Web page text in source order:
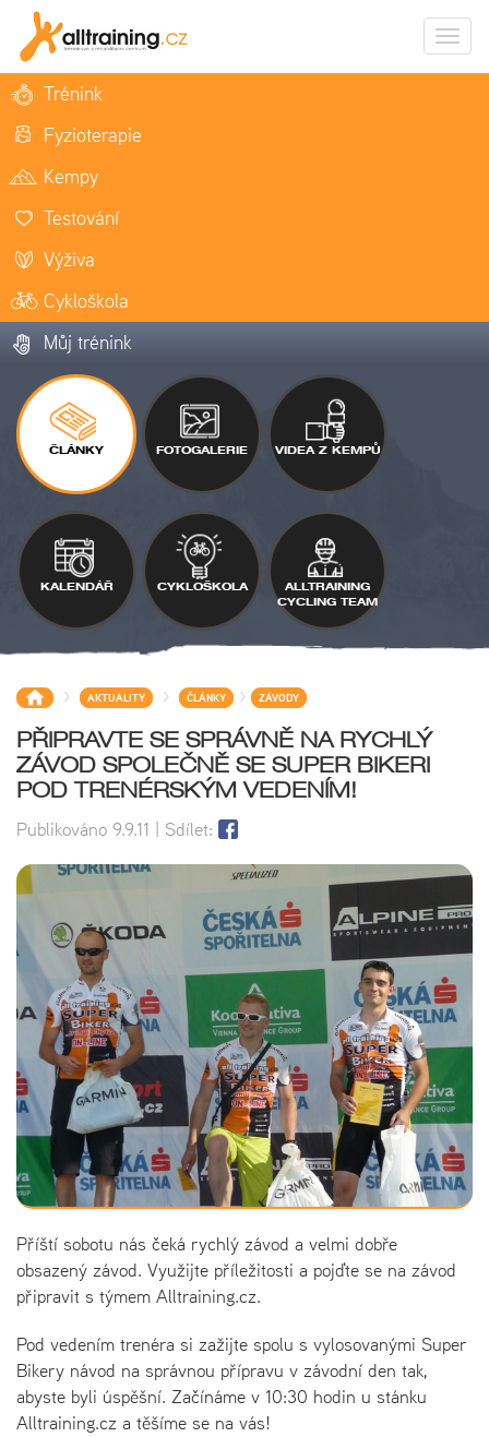
Trénink
Fyzioterapie
Kempy
Testování
Výživa
Cykloškola
Můj trénink
ČLÁNKY FOTOGALERIE VIDEA Z KEMPŮ
KALENDÁŘ CYKLOŠKOLA
ALLTRAINING
CYCLING TEAM
> AKTUALITY > ČLÁNKY > ZÁVODY
PŘIPRAVTE SE SPRÁVNĚ NA RYCHLÝ
ZÁVOD SPOLEČNĚ SE SUPER BIKERI
POD TRENÉRSKÝM VEDENÍM!
Publikováno 9.9.11 | Sdílet:
Příští sobotu nás čeká rychlý závod a velmi dobře
obsazený závod. Využijte příležitosti a pojďte se na závod
připravit s týmem Alltraining.cz.
Pod vedením trenéra si zažijte spolu s vylosovanými Super
Bikery návod na správnou přípravu v závodní den tak,
abyste byli úspěšní. Začínáme v 10:30 hodin u stánku
Alltraining.cz a těšíme se na vás!